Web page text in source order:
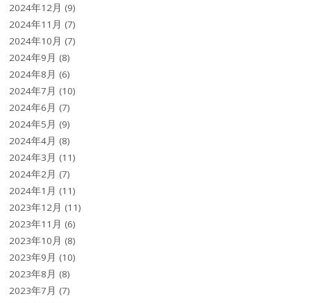
2024年12月 (9)
2024年11月 (7)
2024年10月 (7)
2024年9月 (8)
2024年8月 (6)
2024年7月 (10)
2024年6月 (7)
2024年5月 (9)
2024年4月 (8)
2024年3月 (11)
2024年2月 (7)
2024年1月 (11)
2023年12月 (11)
2023年11月 (6)
2023年10月 (8)
2023年9月 (10)
2023年8月 (8)
2023年7月 (7)